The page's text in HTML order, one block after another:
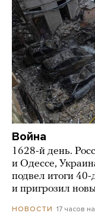
Война
1628-й день.
и Одессе,
подвел итоги
и пригрозил
НОВОСТИ 17 часов